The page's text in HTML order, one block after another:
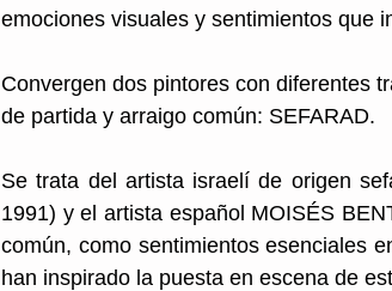
emociones visuales y sentimientos que
Convergen dos pintores con diferentes
de partida y arraigo común: SEFARAD.
Se trata del artista israelí de origen
1991) y el artista español MOISÉS
común, como sentimientos esenciales
han inspirado la puesta en escena de